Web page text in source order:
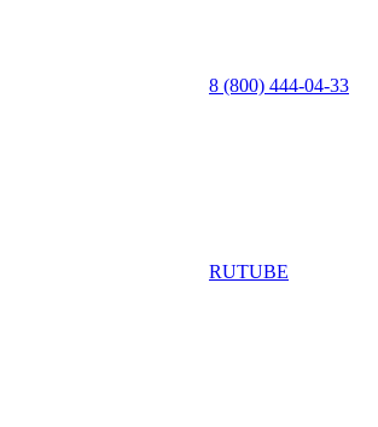
8 (800) 444-04-33
RUTUBE